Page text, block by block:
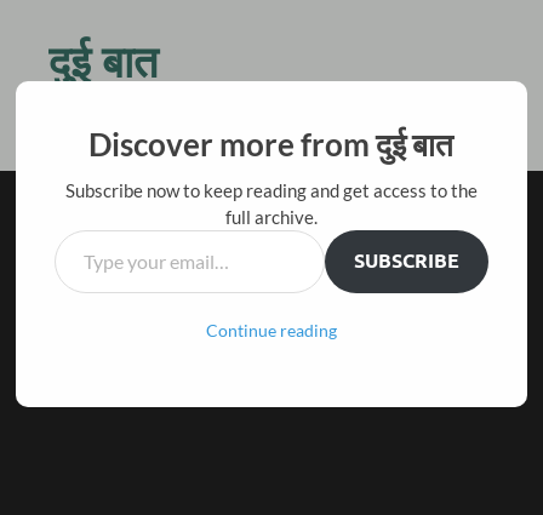
दुई बात
Discover more from दुई बात
Subscribe now to keep reading and get access to the
full archive.
SUBSCRIBE
Continue reading